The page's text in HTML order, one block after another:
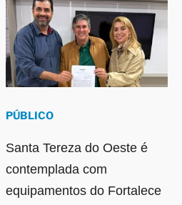
PÚBLICO
Santa Tereza do Oeste é
contemplada com
equipamentos do Fortalece